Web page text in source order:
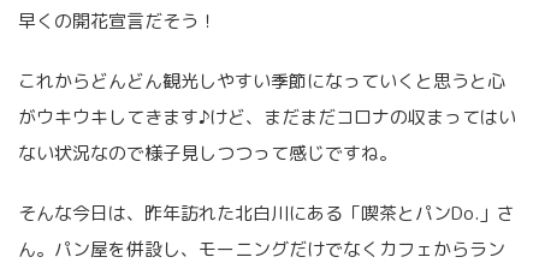
早くの開花宣言だそう！
これからどんどん観光しやすい季節になっていくと思うと心
がウキウキしてきます♪けど、まだまだコロナの収まってはい
ない状況なので様子見しつつって感じですね。
そんな今日は、昨年訪れた北白川にある「喫茶とパンDo.」さ
ん。パン屋を併設し、モーニングだけでなくカフェからラン